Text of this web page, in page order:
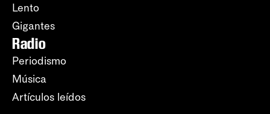
Lento
Gigantes
Radio
Periodismo
Música
Artículos leídos